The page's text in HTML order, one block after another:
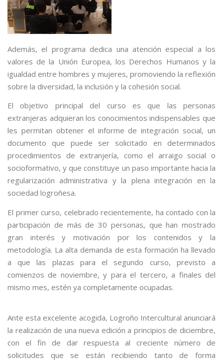
Además, el programa dedica una atención especial a los
valores de la Unión Europea, los Derechos Humanos y la
igualdad entre hombres y mujeres, promoviendo la reflexión
sobre la diversidad, la inclusión y la cohesión social.
El objetivo principal del curso es que las personas
extranjeras adquieran los conocimientos indispensables que
les permitan obtener el informe de integración social, un
documento que puede ser solicitado en determinados
procedimientos de extranjería, como el arraigo social o
socioformativo, y que constituye un paso importante hacia la
regularización administrativa y la plena integración en la
sociedad logroñesa.
El primer curso, celebrado recientemente, ha contado con la
participación de más de 30 personas, que han mostrado
gran interés y motivación por los contenidos y la
metodología. La alta demanda de esta formación ha llevado
a que las plazas para el segundo curso, previsto a
comienzos de noviembre, y para el tercero, a finales del
mismo mes, estén ya completamente ocupadas.
Ante esta excelente acogida, Logroño Intercultural anunciará
la realización de una nueva edición a principios de diciembre,
con el fin de dar respuesta al creciente número de
solicitudes que se están recibiendo tanto de forma